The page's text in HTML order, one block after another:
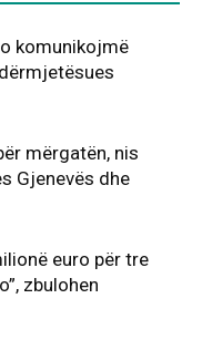
komunikojmë
mërgatën, nis
Gjenevës dhe
euro për tre
zbulohen